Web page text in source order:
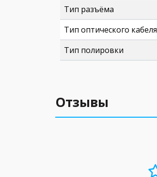
Тип разъёма
Тип оптического кабеля
Тип полировки
Отзывы